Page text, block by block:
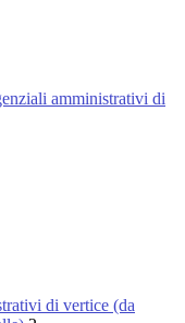
amministrativi di
di vertice (da